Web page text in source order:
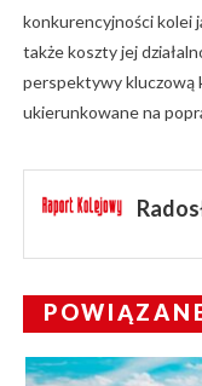
konkurencyjności kolei
także koszty jej
perspektywy kluczową
ukierunkowane na